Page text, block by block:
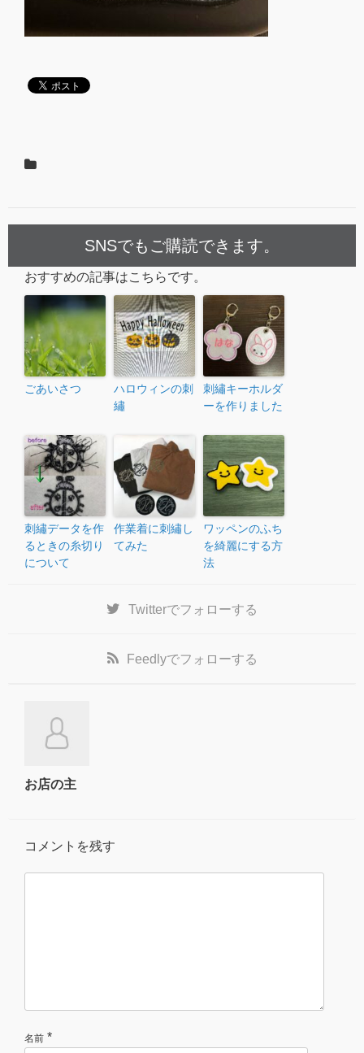
SNSでもご購読できます。
おすすめの記事はこちらです。
ごあいさつ
ハロウィンの刺
繡
刺繡キーホルダ
ーを作りました
刺繡データを作
るときの糸切り
について
作業着に刺繡し
てみた
ワッペンのふち
を綺麗にする方
法
Twitterでフォローする
Feedlyでフォローする
お店の主
コメントを残す
名前 *